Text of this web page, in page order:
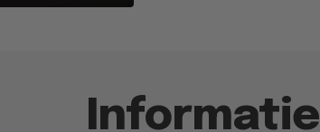
Informatie